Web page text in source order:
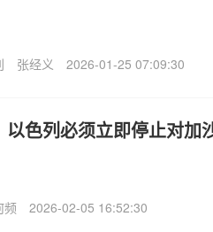
张经义 2026-01-25 07:09:30
色列必须立即停止对加
频 2026-02-05 16:52:30